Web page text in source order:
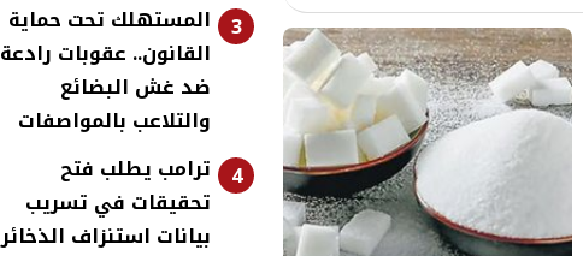
3 المستهلك تحت حماية
القانون.. عقوبات رادعة
ضد غش البضائع
والتلاعب بالمواصفات
4
ترامب يطلب فتح
تحقيقات في تسريب
بيانات استنزاف الذخائر